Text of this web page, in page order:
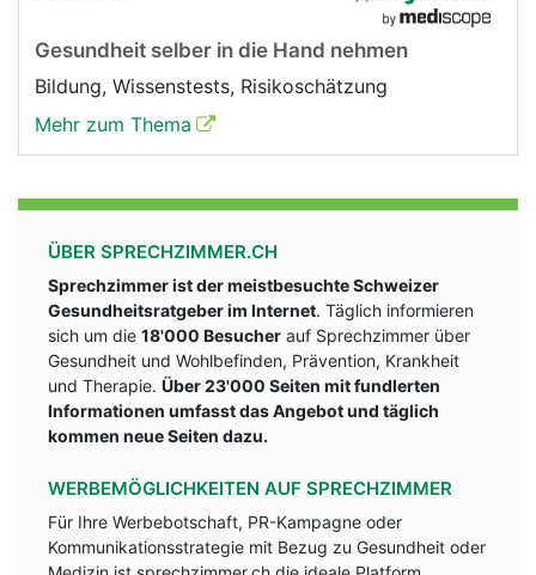
Gesundheit selber in die Hand nehmen
Bildung, Wissenstests, Risikoschätzung
Mehr zum Thema
ÜBER SPRECHZIMMER.CH
Sprechzimmer ist der meistbesuchte Schweizer
Gesundheitsratgeber im Internet. Täglich informieren
sich um die 18'000 Besucher auf Sprechzimmer über
Gesundheit und Wohlbefinden, Prävention, Krankheit
und Therapie. Über 23'000 Seiten mit fundlerten
Informationen umfasst das Angebot und täglich
kommen neue Seiten dazu.
WERBEMÖGLICHKEITEN AUF SPRECHZIMMER
Für Ihre Werbebotschaft, PR-Kampagne oder
Kommunikationsstrategie mit Bezug zu Gesundheit oder